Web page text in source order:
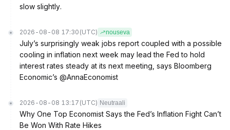
slow slightly.
2026-08-08 17:30 (UTC) nouseva
July’s surprisingly weak jobs report coupled with a possible
cooling in inflation next week may lead the Fed to hold
interest rates steady at its next meeting, says Bloomberg
Economic’s @AnnaEconomist
2026-08-08 13:17 (UTC) Neutraali
Why One Top Economist Says the Fed’s Inflation Fight Can’t
Be Won With Rate Hikes